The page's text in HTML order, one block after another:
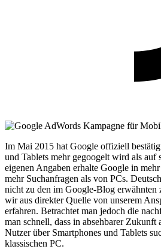
Im Mai 2015 hat Google offiziell
und Tablets mehr gegoogelt wird als auf
eigenen Angaben erhalte Google in
mehr Suchanfragen als von PCs.
nicht zu den im Google-Blog erwähnten
wir aus direkter Quelle von unserem
erfahren. Betrachtet man jedoch die
man schnell, dass in absehbarer Zukunft
Nutzer über Smartphones und Tablets
klassischen PC.